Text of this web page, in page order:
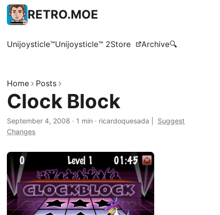
RETRO.MOE
Unijoysticle™Unijoysticle™ 2Store Archive🔍
Home Posts
Clock Block
September 4, 2008 · 1 min · ricardoquesada
Suggest
Changes